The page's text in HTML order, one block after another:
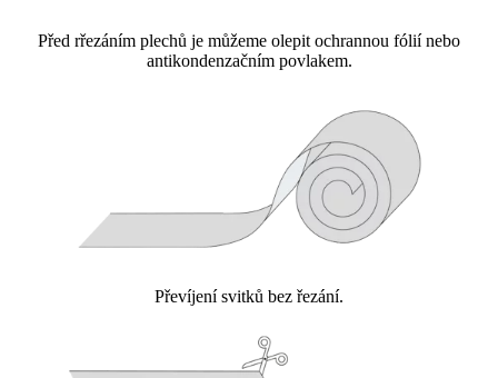
Před rřezáním plechů je můžeme olepit ochrannou fólií nebo
antikondenzačním povlakem.
Převíjení svitků bez řezání.